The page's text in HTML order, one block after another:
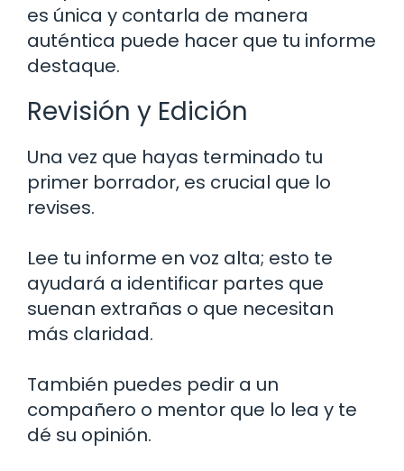
es única y contarla de manera
auténtica puede hacer que tu informe
destaque.
Revisión y Edición
Una vez que hayas terminado tu
primer borrador, es crucial que lo
revises.
Lee tu informe en voz alta; esto te
ayudará a identificar partes que
suenan extrañas o que necesitan
más claridad.
También puedes pedir a un
compañero o mentor que lo lea y te
dé su opinión.